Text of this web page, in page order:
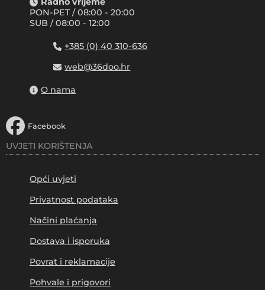
PON-PET / 08:00 - 20:00
SUB / 08:00 - 12:00
+385 (0) 40 310-636
web@36doo.hr
O nama
Facebook
UVJETI KORIŠTENJA
Opći uvjeti
Privatnost podataka
Načini plaćanja
Dostava i isporuka
Povrat i reklamacije
Pohvale i prigovori